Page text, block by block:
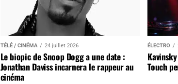
TÉLÉ / CINÉMA 24 juillet 2026
Le biopic de Snoop Dogg a une date :
Jonathan Daviss incarnera le rappeur au
cinéma
ÉLECTRO
Touch